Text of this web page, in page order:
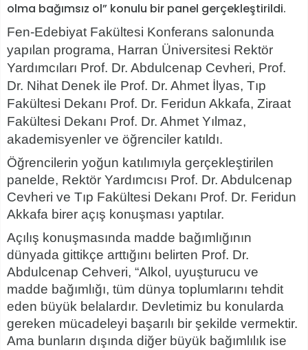
olma bağımsız ol” konulu bir panel gerçekleştirildi.
Fen-Edebiyat Fakültesi Konferans salonunda
yapılan programa, Harran Üniversitesi Rektör
Yardımcıları Prof. Dr. Abdulcenap Cevheri, Prof.
Dr. Nihat Denek ile Prof. Dr. Ahmet İlyas, Tıp
Fakültesi Dekanı Prof. Dr. Feridun Akkafa, Ziraat
Fakültesi Dekanı Prof. Dr. Ahmet Yılmaz,
akademisyenler ve öğrenciler katıldı.
Öğrencilerin yoğun katılımıyla gerçekleştirilen
panelde, Rektör Yardımcısı Prof. Dr. Abdulcenap
Cevheri ve Tıp Fakültesi Dekanı Prof. Dr. Feridun
Akkafa birer açış konuşması yaptılar.
Açılış konuşmasında madde bağımlığının
dünyada gittikçe arttığını belirten Prof. Dr.
Abdulcenap Cehveri, “Alkol, uyuşturucu ve
madde bağımlığı, tüm dünya toplumlarını tehdit
eden büyük belalardır. Devletimiz bu konularda
gereken mücadeleyi başarılı bir şekilde vermektir.
Ama bunların dışında diğer büyük bağımlılık ise